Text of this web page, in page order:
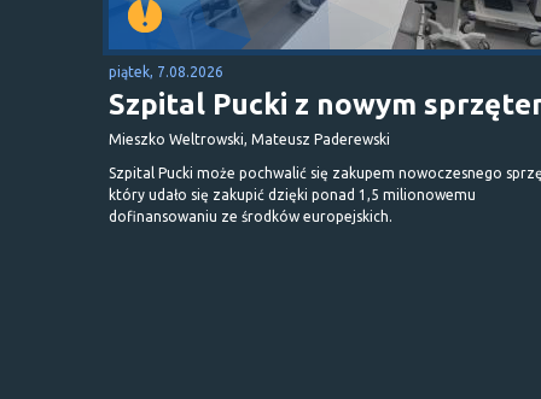
piątek, 7.08.2026
Szpital Pucki z nowym
Mieszko Weltrowski, Mateusz Paderewski
Szpital Pucki może pochwalić się zakupem nowoczesnego
który udało się zakupić dzięki ponad 1,5 milionowemu
dofinansowaniu ze środków europejskich.